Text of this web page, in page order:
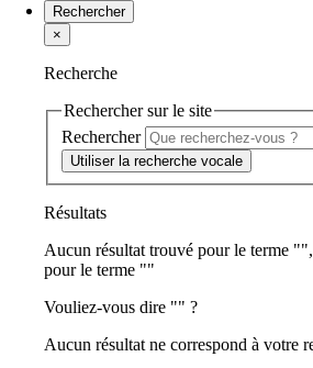
Rechercher
×
Recherche
Rechercher sur le site
Rechercher
Utiliser la recherche vocale
Résultats
Aucun résultat trouvé pour le terme "
pour le terme ""
Vouliez-vous dire "" ?
Aucun résultat ne correspond à votre